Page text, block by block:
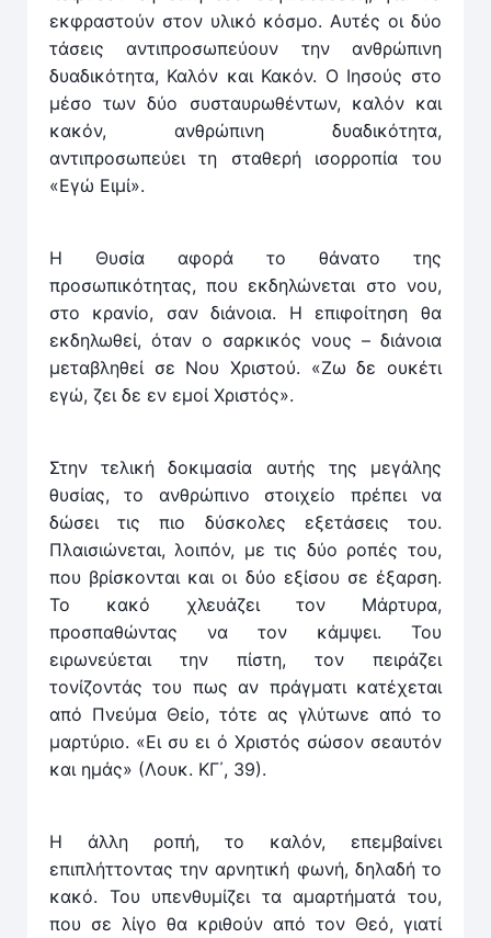
εκφραστούν στον υλικό κόσμο. Αυτές οι δύο
τάσεις αντιπροσωπεύουν την ανθρώπινη
δυαδικότητα, Καλόν και Κακόν. Ο Ιησούς στο
μέσο των δύο συσταυρωθέντων, καλόν και
κακόν, ανθρώπινη δυαδικότητα,
αντιπροσωπεύει τη σταθερή ισορροπία του
«Εγώ Ειμί».
Η Θυσία αφορά το θάνατο της
προσωπικότητας, που εκδηλώνεται στο νου,
στο κρανίο, σαν διάνοια. Η επιφοίτηση θα
εκδηλωθεί, όταν ο σαρκικός νους – διάνοια
μεταβληθεί σε Νου Χριστού. «Ζω δε ουκέτι
εγώ, ζει δε εν εμοί Χριστός».
Στην τελική δοκιμασία αυτής της μεγάλης
θυσίας, το ανθρώπινο στοιχείο πρέπει να
δώσει τις πιο δύσκολες εξετάσεις του.
Πλαισιώνεται, λοιπόν, με τις δύο ροπές του,
που βρίσκονται και οι δύο εξίσου σε έξαρση.
Το κακό χλευάζει τον Μάρτυρα,
προσπαθώντας να τον κάμψει. Του
ειρωνεύεται την πίστη, τον πειράζει
τονίζοντάς του πως αν πράγματι κατέχεται
από Πνεύμα Θείο, τότε ας γλύτωνε από το
μαρτύριο. «Ει συ ει ό Χριστός σώσον σεαυτόν
και ημάς» (Λουκ. ΚΓ΄, 39).
Η άλλη ροπή, το καλόν, επεμβαίνει
επιπλήττοντας την αρνητική φωνή, δηλαδή το
κακό. Του υπενθυμίζει τα αμαρτήματά του,
που σε λίγο θα κριθούν από τον Θεό, γιατί